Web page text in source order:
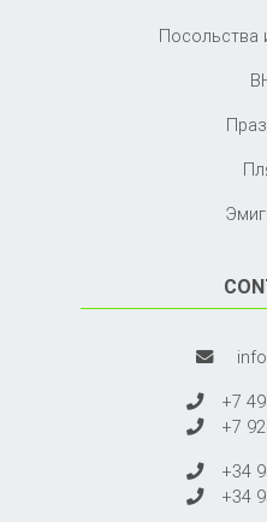
Посольства
+7
+7
+34
+34